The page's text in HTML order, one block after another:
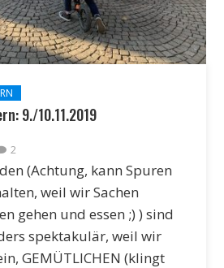
9./10.11.2019
2
(Achtung, kann Spuren
weil wir Sachen
gehen und essen ;) ) sind
spektakulär, weil wir
GEMÜTLICHEN (klingt